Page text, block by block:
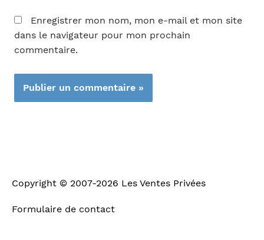
Enregistrer mon nom, mon e-mail et mon site
dans le navigateur pour mon prochain
commentaire.
Copyright © 2007-2026 Les Ventes Privées
Formulaire de contact